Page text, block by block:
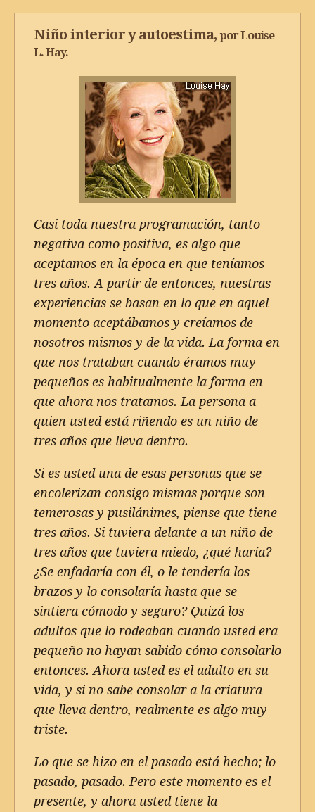
Niño interior y autoestima, porLouise
L. Hay.
Casi toda nuestra programación, tanto
negativa como positiva, es algo que
aceptamos en la época en que teníamos
tres años. A partir de entonces, nuestras
experiencias se basan en lo que en aquel
momento aceptábamos y creíamos de
nosotros mismos y de la vida. La forma en
que nos trataban cuando éramos muy
pequeños es habitualmente la forma en
que ahora nos tratamos. La persona a
quien usted está riñendo es un niño de
tres años que lleva dentro.
Si es usted una de esas personas que se
encolerizan consigo mismas porque son
temerosas y pusilánimes, piense que tiene
tres años. Si tuviera delante a un niño de
tres años que tuviera miedo, ¿qué haría?
¿Se enfadaría con él, o le tendería los
brazos y lo consolaría hasta que se
sintiera cómodo y seguro? Quizá los
adultos que lo rodeaban cuando usted era
pequeño no hayan sabido cómo consolarlo
entonces. Ahora usted es el adulto en su
vida, y si no sabe consolar a la criatura
que lleva dentro, realmente es algo muy
triste.
Lo que se hizo en el pasado está hecho; lo
pasado, pasado. Pero este momento es el
presente, y ahora usted tiene la